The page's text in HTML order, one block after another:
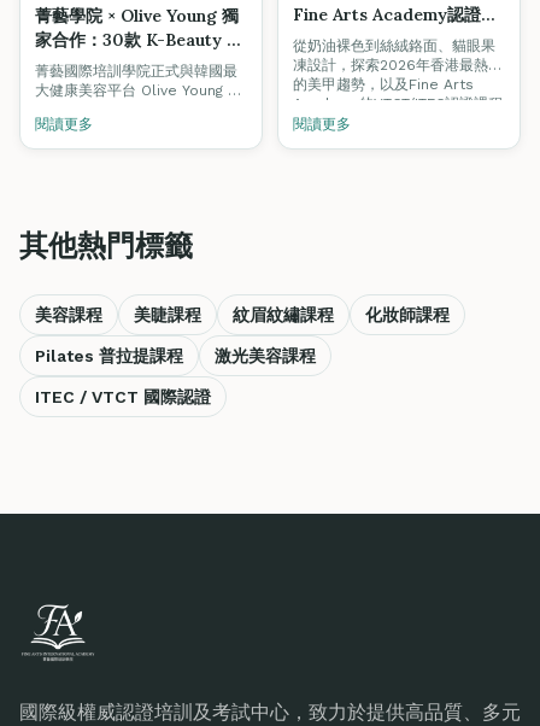
菁藝學院 × Olive Young 獨
家合作：30款 K-Beauty 精
選產品助你課堂內外提升美
容技術
菁藝國際培訓學院正式與韓國最
大健康美容平台 Olive Young 合
產品，涵蓋美睫、美甲及美妝三
大課程。使用推廣碼
閱讀更多
Fine Arts Academy認證課
程助你掌握最新技術
從奶油裸色到絲絨鉻面、貓眼果
凍設計，探索2026年香港最熱門
的美甲趨勢，以及Fine Arts
Academy的VTCT/ITEC認證課程
如何助你在競爭激烈的美甲市場
閱讀更多
其他熱門標籤
美容課程 美睫課程 紋眉紋繡課程 化妝師課程
Pilates 普拉提課程 激光美容課程
ITEC / VTCT 國際認證
國際級權威認證培訓及考試中心，致力於提供高品質、多元